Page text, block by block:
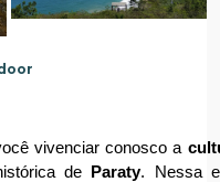
vivenciar conosco a
de Paraty. Nessa